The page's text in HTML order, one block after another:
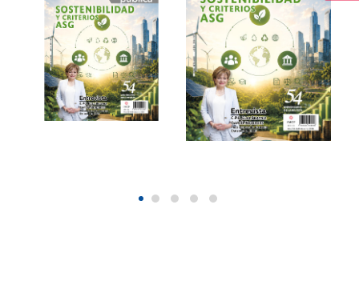
Revista de
Contaduría
Pública Agosto
2026.
Sostenibilidad y
criterios ASG.
2026
Revista de
Contaduría
Pública Agosto
2026
Sostenibilidad y
criterios ASG.
2026
$90.00